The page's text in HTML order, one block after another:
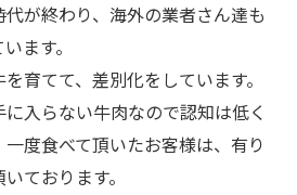
が終わり、海外の業者さん達も
ます。
育てて、差別化をしています。
入らない牛肉なので認知は低く
度食べて頂いたお客様は、有り
ております。